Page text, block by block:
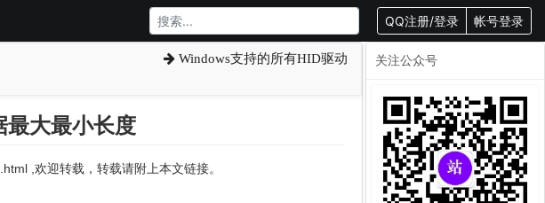
QQ注册/登录 帐号登录
Windows支持的所有HID驱动
大最小长度
,欢迎转载，转载请附上本文链接。
关注公众号